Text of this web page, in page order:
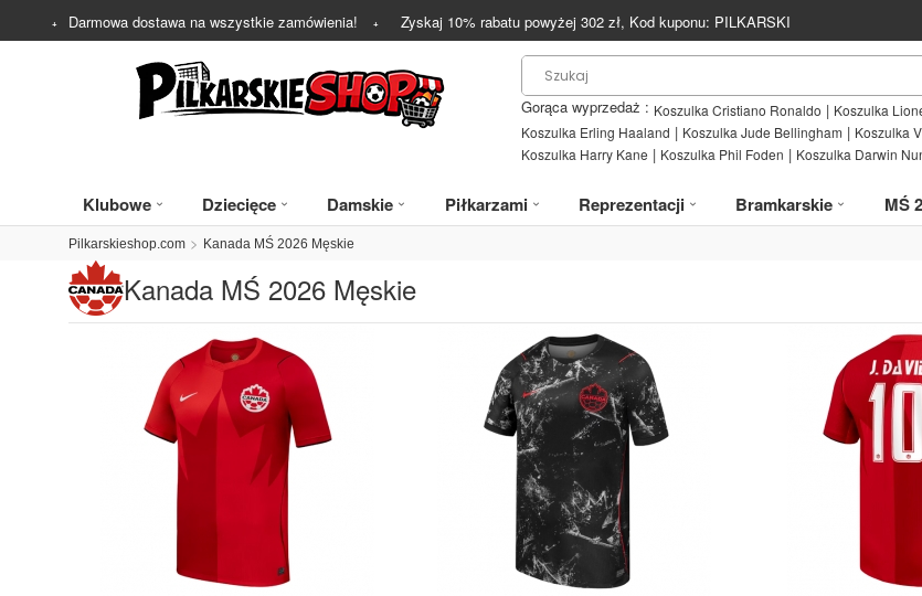
Darmowa dostawa na wszystkie zamówienia! Zyskaj 10% rabatu powyżej 302 zł, Kod kuponu: PILKARSKI
Gorąca wyprzedaż : Koszulka Cristiano Ronaldo | Koszulka
Koszulka Erling Haaland | Koszulka Jude Bellingham | Koszulka
Koszulka Harry Kane | Koszulka Phil Foden | Koszulka Darwin
Klubowe Dziecięce Damskie Piłkarzami Reprezentacji Bramkarskie MŚ
Pilkarskieshop.com Kanada MŚ 2026 Męskie
Kanada MŚ 2026 Męskie